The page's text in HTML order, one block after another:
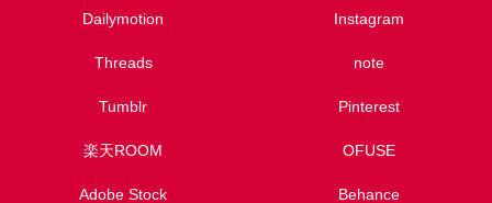
Dailymotion Instagram
Threads note
Tumblr Pinterest
楽天ROOM OFUSE
Adobe Stock Behance